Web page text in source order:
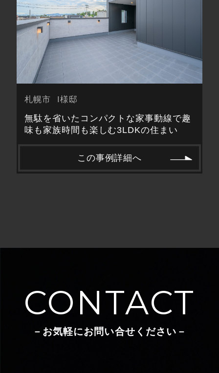
札幌市 I様邸
無駄を省いたコンパクトな家事動線で趣
味も家族時間も楽しむ3LDKの住まい
この事例詳細へ
CONTACT
－お気軽にお問い合せください－